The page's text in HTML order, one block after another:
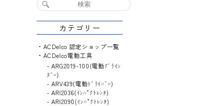
カテゴリー
ACDelco 認定ショップ一覧
ACDelco電動工具
ARG2019-100(電動ｸﾞﾗｲﾝ
ﾀﾞｰ)
ARV439(電動ﾄﾞﾗｲﾊﾞｰ)
ARI2036(ｲﾝﾊﾟｸﾄﾚﾝﾁ)
ARI2090(ｲﾝﾊﾟｸﾄﾚﾝﾁ)